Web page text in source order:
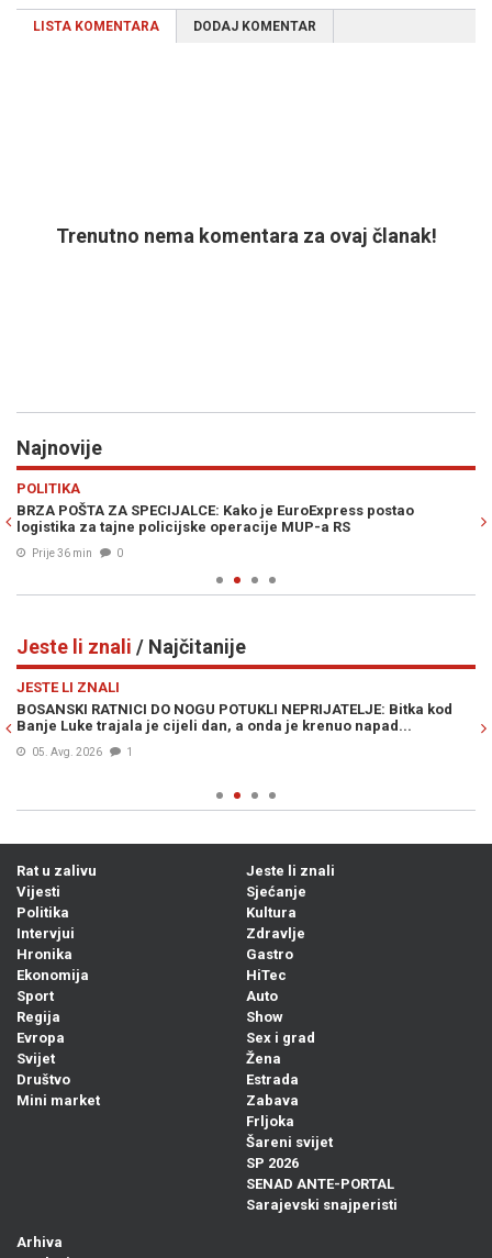
LISTA KOMENTARA DODAJ KOMENTAR
Trenutno nema komentara za ovaj članak!
Najnovije
POLITIKA
BRZA POŠTA ZA SPECIJALCE: Kako je EuroExpress postao
logistika za tajne policijske operacije MUP-a RS
Prije 36 min 0
Jeste li znali / Najčitanije
JESTE LI ZNALI
BOSANSKI RATNICI DO NOGU POTUKLI NEPRIJATELJE: Bitka kod
Banje Luke trajala je cijeli dan, a onda je krenuo napad...
05. Avg. 2026 1
Rat u zalivu
Vijesti
Politika
Intervjui
Hronika
Ekonomija
Sport
Regija
Evropa
Svijet
Društvo
Mini market
Jeste li znali
Sjećanje
Kultura
Zdravlje
Gastro
HiTec
Auto
Show
Sex i grad
Žena
Estrada
Zabava
Frljoka
Šareni svijet
SP 2026
SENAD ANTE-PORTAL
Sarajevski snajperisti
Arhiva